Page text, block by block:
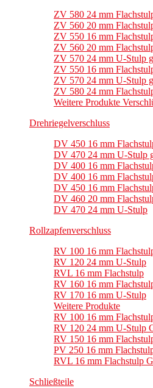
ZV 580 24 mm
ZV 560 20 mm
ZV 550 16 mm
ZV 560 20 mm
ZV 570 24 mm U-Stulp
ZV 550 16 mm
ZV 570 24 mm U-Stulp
ZV 580 24 mm
Weitere Produkte
Drehriegelverschluss
DV 450 16 mm
DV 470 24 mm U-Stulp
DV 400 16 mm
DV 400 16 mm
DV 450 16 mm
DV 460 20 mm
DV 470 24 mm U-Stulp
Rollzapfenverschluss
RV 100 16 mm
RV 120 24 mm U-Stulp
RVL 16 mm Flachstulp
RV 160 16 mm
RV 170 16 mm U-Stulp
Weitere Produkte
RV 100 16 mm
RV 120 24 mm U-Stulp
RV 150 16 mm
PV 250 16 mm
RVL 16 mm Flachstulp
Schließteile